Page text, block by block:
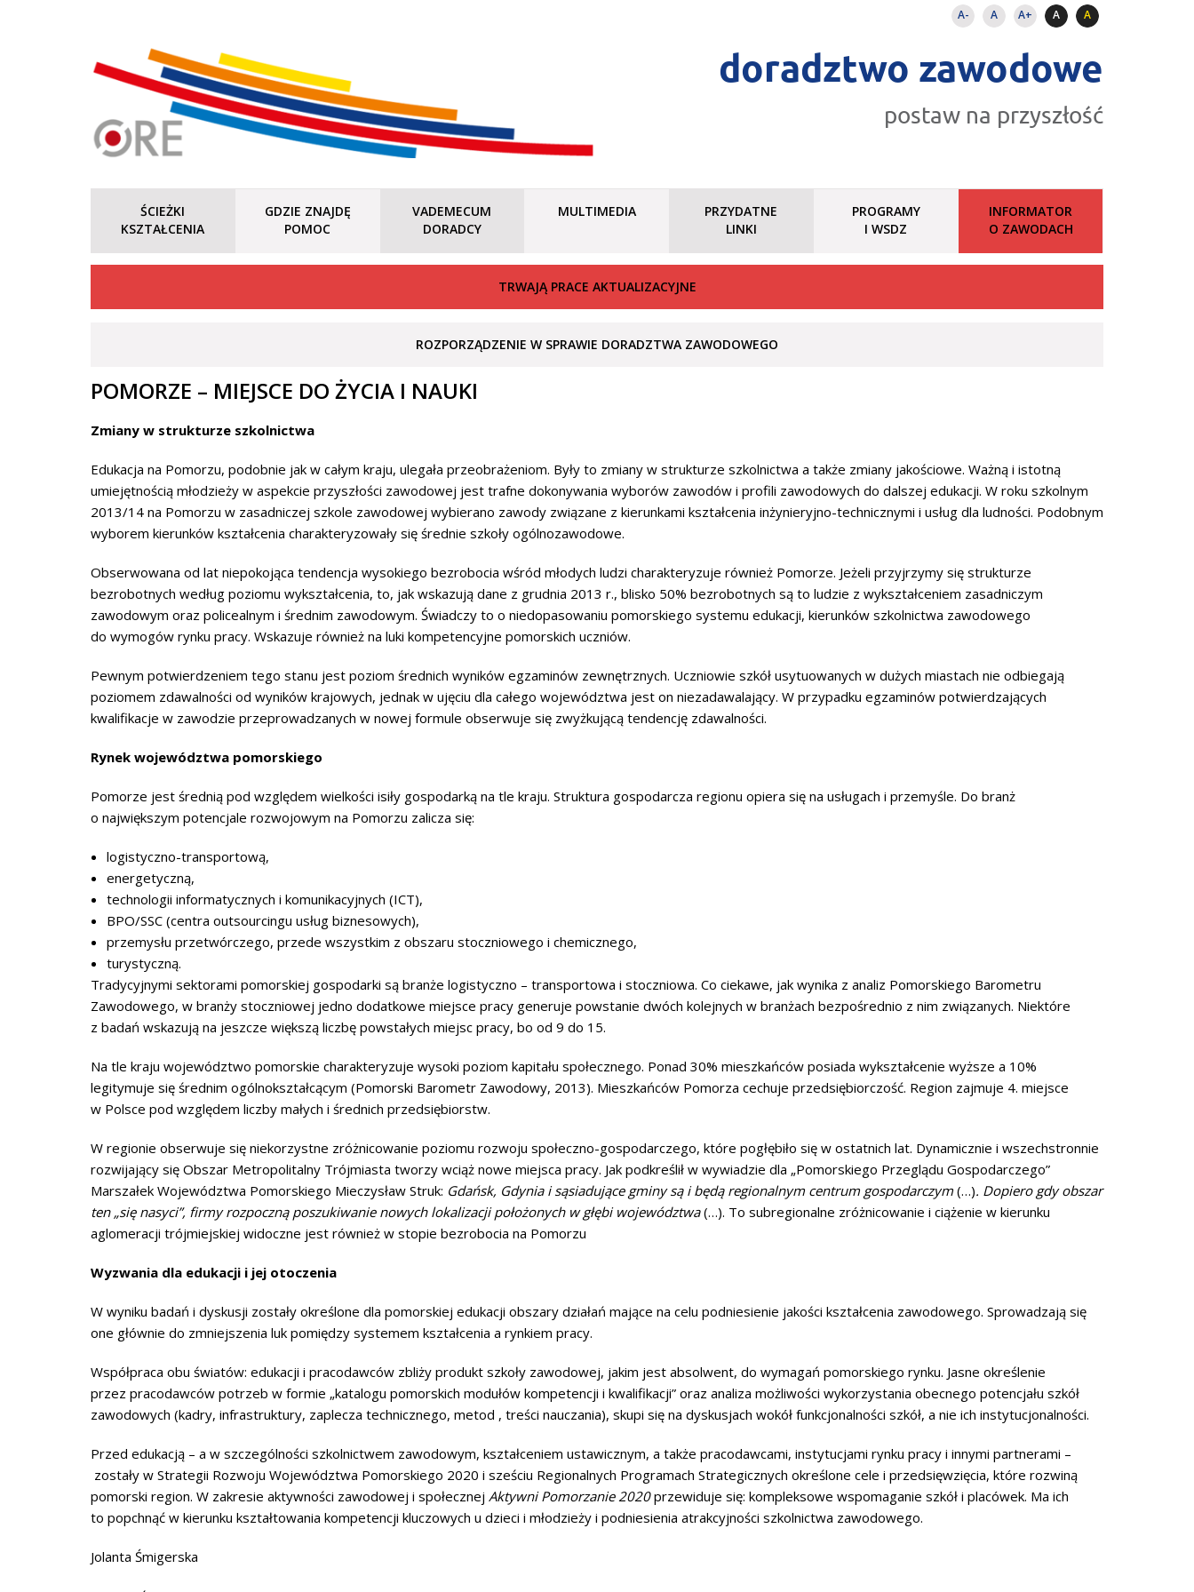
A- A A+ A A
doradztwo zawodowe
postaw na przyszłość
ŚCIEŻKI
KSZTAŁCENIA
GDZIE ZNAJDĘ
POMOC
VADEMECUM
DORADCY
MULTIMEDIA
PRZYDATNE
LINKI
PROGRAMY
I WSDZ
INFORMATOR
O ZAWODACH
TRWAJĄ PRACE AKTUALIZACYJNE
ROZPORZĄDZENIE W SPRAWIE DORADZTWA ZAWODOWEGO
POMORZE – MIEJSCE DO ŻYCIA I NAUKI
Zmiany w strukturze szkolnictwa
Edukacja na Pomorzu, podobnie jak w całym kraju, ulegała przeobrażeniom. Były to zmiany w strukturze szkolnictwa a także zmiany jakościowe. Ważną i istotną
umiejętnością młodzieży w aspekcie przyszłości zawodowej jest trafne dokonywania wyborów zawodów i profili zawodowych do dalszej edukacji. W roku szkolnym
2013/14 na Pomorzu w zasadniczej szkole zawodowej wybierano zawody związane z kierunkami kształcenia inżynieryjno-technicznymi i usług dla ludności. Podobnym
wyborem kierunków kształcenia charakteryzowały się średnie szkoły ogólnozawodowe.
Obserwowana od lat niepokojąca tendencja wysokiego bezrobocia wśród młodych ludzi charakteryzuje również Pomorze. Jeżeli przyjrzymy się strukturze
bezrobotnych według poziomu wykształcenia, to, jak wskazują dane z grudnia 2013 r., blisko 50% bezrobotnych są to ludzie z wykształceniem zasadniczym
zawodowym oraz policealnym i średnim zawodowym. Świadczy to o niedopasowaniu pomorskiego systemu edukacji, kierunków szkolnictwa zawodowego
do wymogów rynku pracy. Wskazuje również na luki kompetencyjne pomorskich uczniów.
Pewnym potwierdzeniem tego stanu jest poziom średnich wyników egzaminów zewnętrznych. Uczniowie szkół usytuowanych w dużych miastach nie odbiegają
poziomem zdawalności od wyników krajowych, jednak w ujęciu dla całego województwa jest on niezadawalający. W przypadku egzaminów potwierdzających
kwalifikacje w zawodzie przeprowadzanych w nowej formule obserwuje się zwyżkującą tendencję zdawalności.
Rynek województwa pomorskiego
Pomorze jest średnią pod względem wielkości isiły gospodarką na tle kraju. Struktura gospodarcza regionu opiera się na usługach i przemyśle. Do branż
o największym potencjale rozwojowym na Pomorzu zalicza się:
logistyczno-transportową,
energetyczną,
technologii informatycznych i komunikacyjnych (ICT),
BPO/SSC (centra outsourcingu usług biznesowych),
przemysłu przetwórczego, przede wszystkim z obszaru stoczniowego i chemicznego,
turystyczną.
Tradycyjnymi sektorami pomorskiej gospodarki są branże logistyczno – transportowa i stoczniowa. Co ciekawe, jak wynika z analiz Pomorskiego Barometru
Zawodowego, w branży stoczniowej jedno dodatkowe miejsce pracy generuje powstanie dwóch kolejnych w branżach bezpośrednio z nim związanych. Niektóre
z badań wskazują na jeszcze większą liczbę powstałych miejsc pracy, bo od 9 do 15.
Na tle kraju województwo pomorskie charakteryzuje wysoki poziom kapitału społecznego. Ponad 30% mieszkańców posiada wykształcenie wyższe a 10%
legitymuje się średnim ogólnokształcącym (Pomorski Barometr Zawodowy, 2013). Mieszkańców Pomorza cechuje przedsiębiorczość. Region zajmuje 4. miejsce
w Polsce pod względem liczby małych i średnich przedsiębiorstw.
W regionie obserwuje się niekorzystne zróżnicowanie poziomu rozwoju społeczno-gospodarczego, które pogłębiło się w ostatnich lat. Dynamicznie i wszechstronnie
rozwijający się Obszar Metropolitalny Trójmiasta tworzy wciąż nowe miejsca pracy. Jak podkreślił w wywiadzie dla „Pomorskiego Przeglądu Gospodarczego”
Marszałek Województwa Pomorskiego Mieczysław Struk: Gdańsk, Gdynia i sąsiadujące gminy są i będą regionalnym centrum gospodarczym(…). Dopiero gdy obszar
ten „się nasyci”, firmy rozpoczną poszukiwanie nowych lokalizacji położonych w głębi województwa(…). To subregionalne zróżnicowanie i ciążenie w kierunku
aglomeracji trójmiejskiej widoczne jest również w stopie bezrobocia na Pomorzu
Wyzwania dla edukacji i jej otoczenia
W wyniku badań i dyskusji zostały określone dla pomorskiej edukacji obszary działań mające na celu podniesienie jakości kształcenia zawodowego. Sprowadzają się
one głównie do zmniejszenia luk pomiędzy systemem kształcenia a rynkiem pracy.
Współpraca obu światów: edukacji i pracodawców zbliży produkt szkoły zawodowej, jakim jest absolwent, do wymagań pomorskiego rynku. Jasne określenie
przez pracodawców potrzeb w formie „katalogu pomorskich modułów kompetencji i kwalifikacji” oraz analiza możliwości wykorzystania obecnego potencjału szkół
zawodowych (kadry, infrastruktury, zaplecza technicznego, metod , treści nauczania), skupi się na dyskusjach wokół funkcjonalności szkół, a nie ich instytucjonalności.
Przed edukacją – a w szczególności szkolnictwem zawodowym, kształceniem ustawicznym, a także pracodawcami, instytucjami rynku pracy i innymi partnerami –
zostały w Strategii Rozwoju Województwa Pomorskiego 2020 i sześciu Regionalnych Programach Strategicznych określone cele i przedsięwzięcia, które rozwiną
pomorski region. W zakresie aktywności zawodowej i społecznej Aktywni Pomorzanie 2020przewiduje się: kompleksowe wspomaganie szkół i placówek. Ma ich
to popchnąć w kierunku kształtowania kompetencji kluczowych u dzieci i młodzieży i podniesienia atrakcyjności szkolnictwa zawodowego.
Jolanta Śmigerska